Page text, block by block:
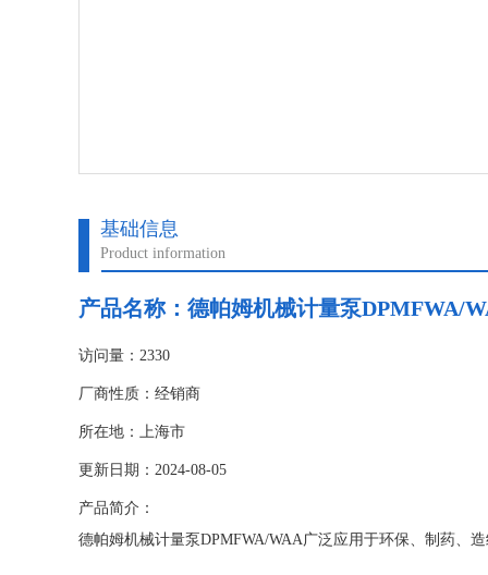
基础信息
Product information
产品名称： 德帕姆机械计量泵DPMFWA/
访问量：2330
厂商性质：经销商
所在地：上海市
更新日期：2024-08-05
产品简介：
德帕姆机械计量泵DPMFWA/WAA广泛应用于环保、制药、